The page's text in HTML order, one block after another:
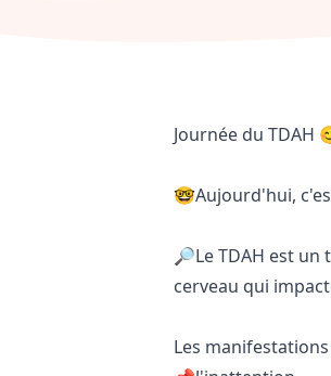
Journée du TDAH
🤓Aujourd'hui,
🔎Le TDAH est
cerveau qui
Les